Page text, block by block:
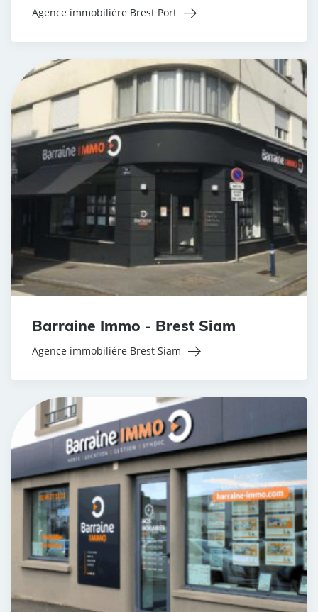
Agence immobilière Brest Port
Barraine Immo - Brest Siam
Agence immobilière Brest Siam